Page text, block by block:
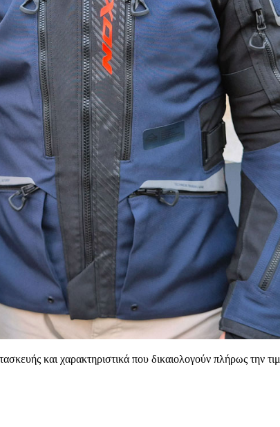
και χαρακτηριστικά που δικαιολογούν πλήρως την